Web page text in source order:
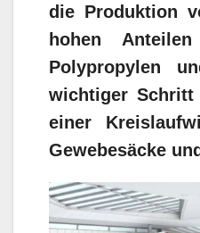
die Produktion
hohen
Polypropylen
wichtiger
einer
Gewebesäcke